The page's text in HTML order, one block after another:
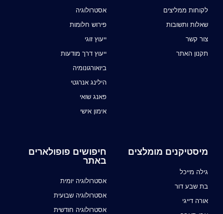
לקוחות ממליצים
שאלות ותשובות
צור קשר
תקנון האתר
אסטרולוגיה
פירוש חלומות
ייעוץ זוגי
ייעוץ דרך מודעות
ביואורגונומיה
הילינג אנרגטי
פאנג שואי
אימון אישי
מיסטיקנים מומלצים
גילה מייכל
בת שבע דור
אורה דייגי
חיפושים פופולארים
באתר
אסטרולוגיה יומית
אסטרולוגיה שבועית
אסטרולוגיה חודשית